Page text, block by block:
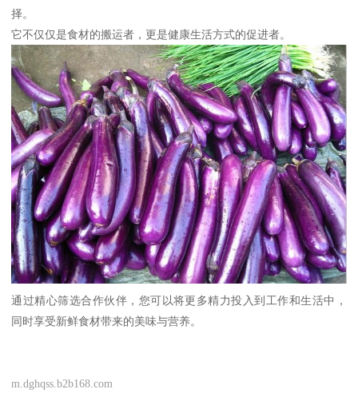
择。
它不仅仅是食材的搬运者，更是健康生活方式的促进者。
通过精心筛选合作伙伴，您可以将更多精力投入到工作和生活中，
同时享受新鲜食材带来的美味与营养。
m.dghqss.b2b168.com